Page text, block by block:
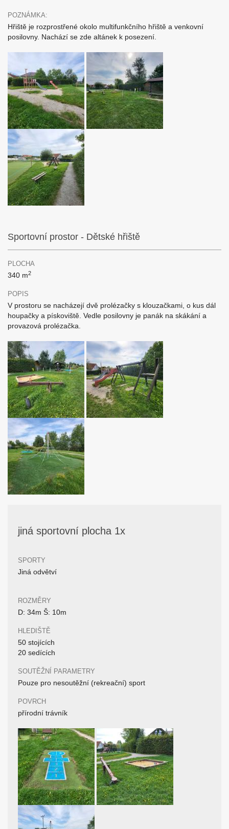
POZNÁMKA:
Hřiště je rozprostřené okolo multifunkčního hřiště a venkovní
posilovny. Nachází se zde altánek k posezení.
Sportovní prostor - Dětské hřiště
PLOCHA
340 m2
POPIS
V prostoru se nacházejí dvě prolézačky s klouzačkami, o kus dál
houpačky a pískoviště. Vedle posilovny je panák na skákání a
provazová prolézačka.
jiná sportovní plocha 1x
SPORTY
Jiná odvětví
ROZMĚRY
D: 34m Š: 10m
HLEDIŠTĚ
50 stojících
20 sedících
SOUTĚŽNÍ PARAMETRY
Pouze pro nesoutěžní (rekreační) sport
POVRCH
přírodní trávník